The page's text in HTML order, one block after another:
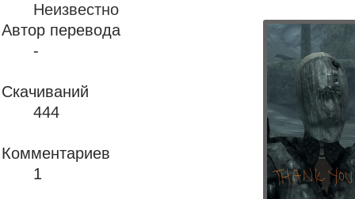
Неизвестно
Автор перевода
-
Скачиваний
444
Комментариев
1